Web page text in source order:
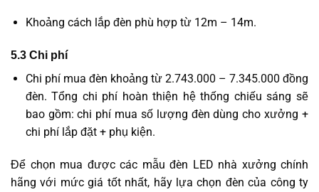
Khoảng cách lắp đèn phù hợp từ 12m – 14m.
5.3 Chi phí
Chi phí mua đèn khoảng từ 2.743.000 – 7.345.000 đồng
đèn. Tổng chi phí hoàn thiện hệ thống chiếu sáng sẽ
bao gồm: chi phí mua số lượng đèn dùng cho xưởng +
chi phí lắp đặt + phụ kiện.
Để chọn mua được các mẫu đèn LED nhà xưởng chính
hãng với mức giá tốt nhất, hãy lựa chọn đèn của công ty